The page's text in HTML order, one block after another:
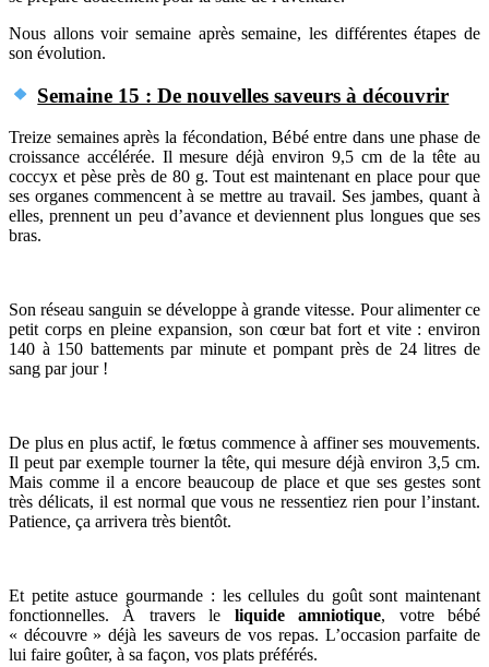
Nous allons voir semaine après semaine, les différentes étapes de
son évolution.
Semaine 15 : De nouvelles saveurs à découvrir
Treize semaines après la fécondation, Bébé entre dans une phase de
croissance accélérée. Il mesure déjà environ 9,5 cm de la tête au
coccyx et pèse près de 80 g. Tout est maintenant en place pour que
ses organes commencent à se mettre au travail. Ses jambes, quant à
elles, prennent un peu d’avance et deviennent plus longues que ses
bras.
Son réseau sanguin se développe à grande vitesse. Pour alimenter ce
petit corps en pleine expansion, son cœur bat fort et vite : environ
140 à 150 battements par minute et pompant près de 24 litres de
sang par jour !
De plus en plus actif, le fœtus commence à affiner ses mouvements.
Il peut par exemple tourner la tête, qui mesure déjà environ 3,5 cm.
Mais comme il a encore beaucoup de place et que ses gestes sont
très délicats, il est normal que vous ne ressentiez rien pour l’instant.
Patience, ça arrivera très bientôt.
Et petite astuce gourmande : les cellules du goût sont maintenant
fonctionnelles. À travers le liquide amniotique, votre bébé
« découvre » déjà les saveurs de vos repas. L’occasion parfaite de
lui faire goûter, à sa façon, vos plats préférés.